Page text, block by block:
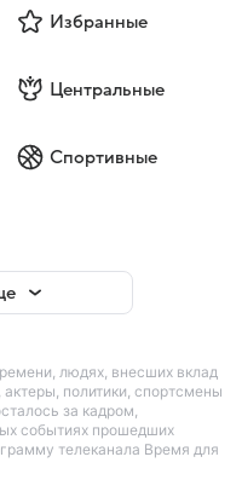
Избранные
Центральные
Спортивные
людях, внесших вклад
политики, спортсмены
за кадром,
событиях прошедших
телеканала Время для